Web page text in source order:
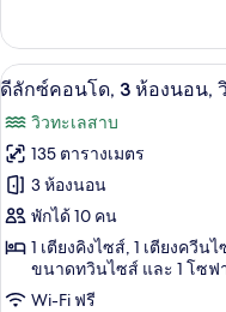
2
ห้อง
นอน,
ริม
ทะเลสาบ
เกี่ยว
กับ
ดี
ซ์
คอน
โด,
2
ห้อง
นอน,
ริม
ทะเลสาบ
เปิด
ภาพถ่าย
ทั้งหมด
ของ
ดี
ลัก
ซ์
27
ดีลักซ์คอนโด, 3 ห้องนอน,
วิวทะเลสาบ
135 ตารางเมตร
3 ห้องนอน
พักได้ 10 คน
1 เตียงคิงไซส์, 1 เตียงควีน
ขนาดทวินไซส์ และ 1 โซ
Wi-Fi ฟรี